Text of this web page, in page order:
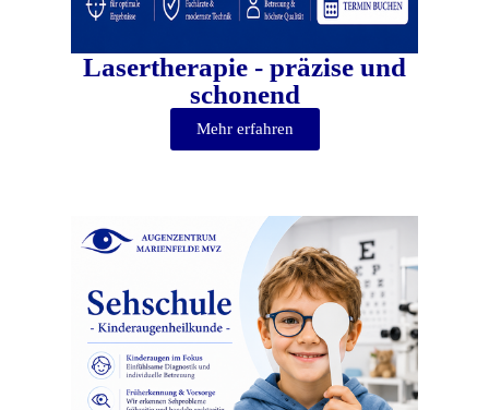
Lasertherapie - präzise und
schonend
Mehr erfahren